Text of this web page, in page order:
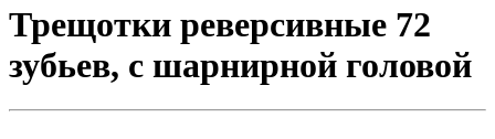
Трещотки реверсивные 72
зубьев, с шарнирной головой